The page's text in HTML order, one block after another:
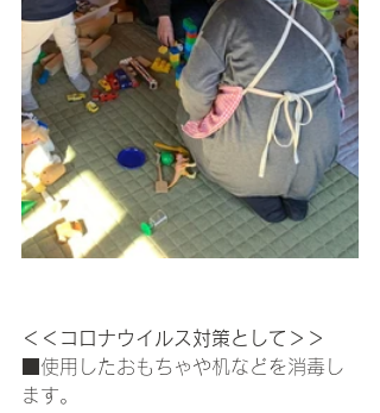
＜＜コロナウイルス対策として＞＞
■使用したおもちゃや机などを消毒し
ます。